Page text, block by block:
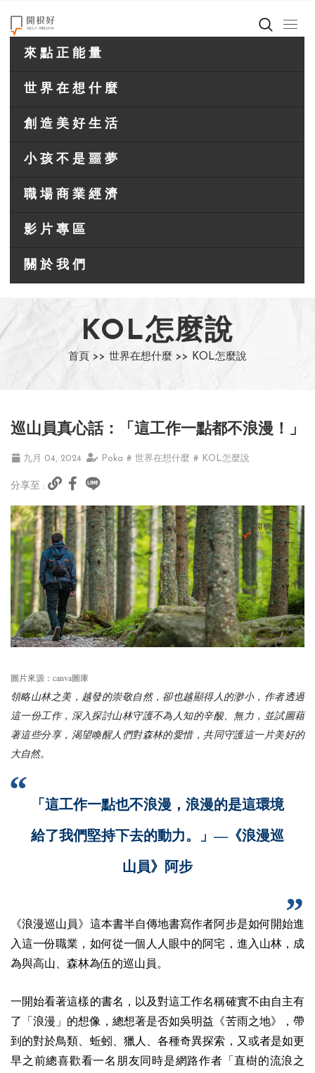
來點正能量
世界在想什麼
創造美好生活
小孩不是噩夢
職場商業經濟
影片專區
關於我們
KOL怎麼說
首頁 >> 世界在想什麼 >> KOL怎麼說
巡山員真心話：「這工作一點都不浪漫！」
九月 04, 2024 Poka # 世界在想什麼 # KOL怎麼說
分享至 :
圖片來源： canva圖庫
領略山林之美，越發的崇敬自然，卻也越顯得人的渺小，作者透過
這一份工作，深入探討山林守護不為人知的辛酸、無力，並試圖藉
著這些分享，渴望喚醒人們對森林的愛惜，共同守護這一片美好的
大自然。
「這工作一點也不浪漫，浪漫的是這環境
給了我們堅持下去的動力。」—《浪漫巡
山員》阿步
《浪漫巡山員》 這本書半自傳地書寫作者阿步是如何開始進
入這一份職業，如何從一個人人眼中的阿宅，進入山林，成
為與高山、森林為伍的巡山員。
一開始看著這樣的書名，以及對這工作名稱確實不由自主有
了「浪漫」的想像，總想著是否如吳明益《苦雨之地》，帶
到的對於鳥類、蚯蚓、獵人、各種奇異探索，又或者是如更
早之前總喜歡看一名朋友同時是網路作者「直樹的流浪之